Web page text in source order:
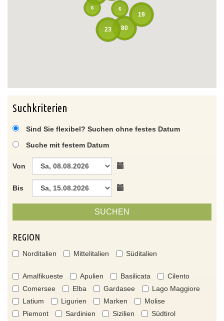
80
19
23
6
6
Suchkriterien
Sind Sie flexibel? Suchen ohne festes Datum
Suche mit festem Datum
Von
Bis
SUCHEN
REGION
Norditalien Mittelitalien Süditalien
Amalfikueste Apulien Basilicata
Cilento
Comersee
Elba Gardasee
Lago Maggiore
Latium
Ligurien Marken
Molise
Piemont
Sardinien Sizilien
Südtirol